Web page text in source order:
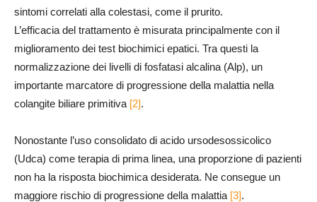
sintomi correlati alla colestasi, come il prurito.
L’efficacia del trattamento è misurata principalmente con il
miglioramento dei test biochimici epatici. Tra questi la
normalizzazione dei livelli di fosfatasi alcalina (Alp), un
importante marcatore di progressione della malattia nella
colangite biliare primitiva [2].
Nonostante l’uso consolidato di acido ursodesossicolico
(Udca) come terapia di prima linea, una proporzione di pazienti
non ha la risposta biochimica desiderata. Ne consegue un
maggiore rischio di progressione della malattia [3].